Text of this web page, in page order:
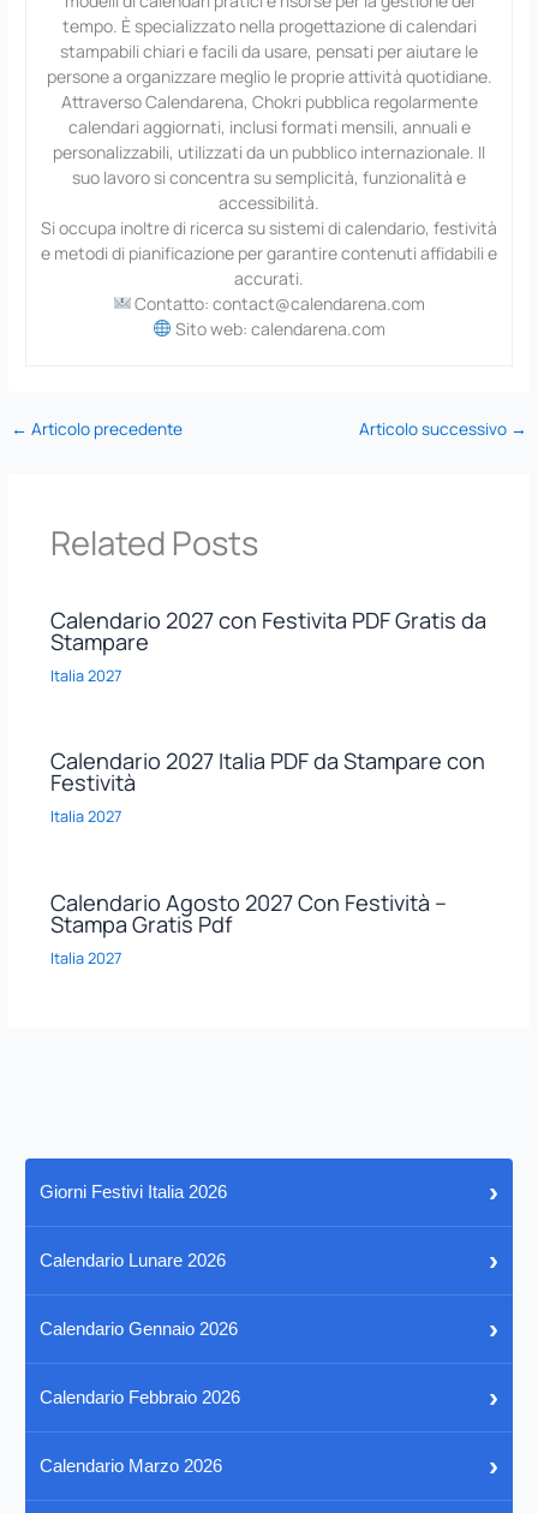
tempo. È specializzato nella progettazione di calendari
stampabili chiari e facili da usare, pensati per aiutare le
persone a organizzare meglio le proprie attività quotidiane.
Attraverso Calendarena, Chokri pubblica regolarmente
calendari aggiornati, inclusi formati mensili, annuali e
personalizzabili, utilizzati da un pubblico internazionale. Il
suo lavoro si concentra su semplicità, funzionalità e
accessibilità.
Si occupa inoltre di ricerca su sistemi di calendario, festività
e metodi di pianificazione per garantire contenuti affidabili e
accurati.
Contatto: contact@calendarena.com
Sito web: calendarena.com
← Articolo precedente Articolo successivo →
Related Posts
Calendario 2027 con Festivita PDF Gratis da
Stampare
Italia 2027
Calendario 2027 Italia PDF da Stampare con
Festività
Italia 2027
Calendario Agosto 2027 Con Festività –
Stampa Gratis Pdf
Italia 2027
Giorni Festivi Italia 2026 ›
Calendario Lunare 2026 ›
Calendario Gennaio 2026 ›
Calendario Febbraio 2026 ›
Calendario Marzo 2026 ›